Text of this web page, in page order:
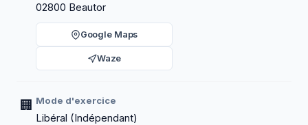
02800 Beautor
Google Maps
Waze
🏢 Mode d'exercice
Libéral (Indépendant)